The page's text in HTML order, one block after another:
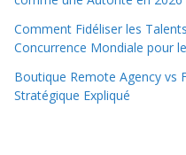
Comment Fidéliser les
Concurrence Mondiale pour
Boutique Remote Agency vs
Stratégique Expliqué